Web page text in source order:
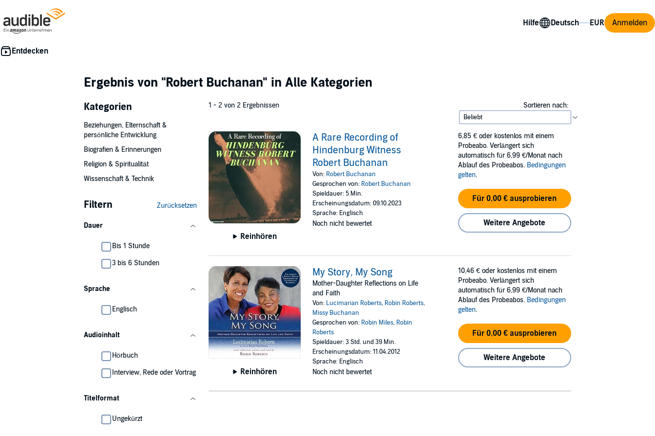
Hilfe Anmelden
Ergebnis von "Robert Buchanan" in Alle Kategorien
Kategorien
Beziehungen, Elternschaft &
persönliche Entwicklung
Biografien & Erinnerungen
Religion & Spiritualität
Wissenschaft & Technik
Filtern Zurücksetzen
Dauer
Bis 1 Stunde
3 bis 6 Stunden
Sprache
Englisch
Audioinhalt
Hörbuch
Interview, Rede oder Vortrag
Titelformat
Ungekürzt
1 - 2 von 2 Ergebnissen Sortieren nach:
Reinhören
A Rare Recording of
Hindenburg Witness
Robert Buchanan
Von: Robert Buchanan
Gesprochen von: Robert Buchanan
Spieldauer: 5 Min.
Erscheinungsdatum: 09.10.2023
Sprache: Englisch
Noch nicht bewertet
6,85 € oder kostenlos mit einem
Probeabo. Verlängert sich
automatisch für 6,99 €/Monat nach
Ablauf des Probeabos. Bedingungen
gelten.
Für 0,00 € ausprobieren
Weitere Angebote
Reinhören
My Story, My Song
Mother-Daughter Reflections on Life
and Faith
Von: Lucimarian Roberts, Robin Roberts,
Missy Buchanan
Gesprochen von: Robin Miles, Robin
Roberts
Spieldauer: 3 Std. und 39 Min.
Erscheinungsdatum: 11.04.2012
Sprache: Englisch
Noch nicht bewertet
10,46 € oder kostenlos mit einem
Probeabo. Verlängert sich
automatisch für 6,99 €/Monat nach
Ablauf des Probeabos. Bedingungen
gelten.
Für 0,00 € ausprobieren
Weitere Angebote